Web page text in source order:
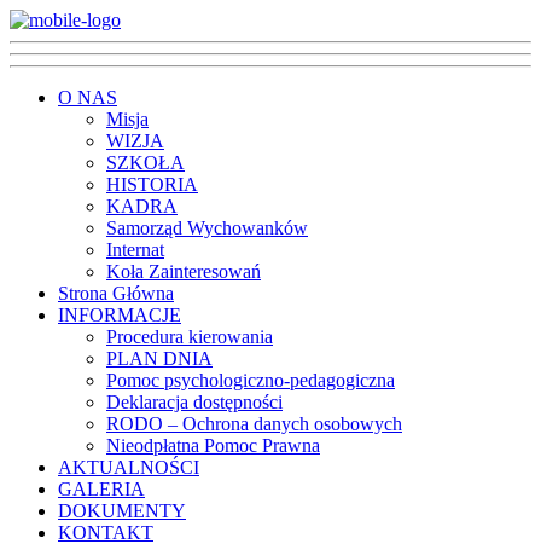
O NAS
Misja
WIZJA
SZKOŁA
HISTORIA
KADRA
Samorząd Wychowanków
Internat
Koła Zainteresowań
Strona Główna
INFORMACJE
Procedura kierowania
PLAN DNIA
Pomoc psychologiczno-pedagogiczna
Deklaracja dostępności
RODO – Ochrona danych osobowych
Nieodpłatna Pomoc Prawna
AKTUALNOŚCI
GALERIA
DOKUMENTY
KONTAKT